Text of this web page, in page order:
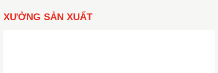
XƯỞNG SẢN XUẤT